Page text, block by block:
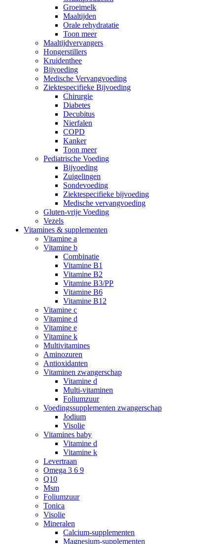
Groeimelk
Maaltijden
Orale rehydratatie
Toon meer
Maaltijdvervangers
Hongerstillers
Kruidenthee
Bijvoeding
Medische Vervangvoeding
Ziektespecifieke Bijvoeding
Chirurgie
Diabetes
Decubitus
Nierfalen
COPD
Kanker
Toon meer
Pediatrische Voeding
Bijvoeding
Zuigelingen
Sondevoeding
Ziektespecifieke bijvoeding
Medische vervangvoeding
Gluten-vrije Voeding
Vezels
Vitamines & supplementen
Vitamine a
Vitamine b
Combinatie
Vitamine B1
Vitamine B2
Vitamine B3/PP
Vitamine B6
Vitamine B12
Vitamine c
Vitamine d
Vitamine e
Vitamine k
Multivitamines
Aminozuren
Antioxidanten
Vitaminen zwangerschap
Vitamine d
Multi-vitaminen
Foliumzuur
Voedingssupplementen zwangerschap
Jodium
Visolie
Vitamines baby
Vitamine d
Vitamine k
Levertraan
Omega 3 6 9
Q10
Msm
Foliumzuur
Tonica
Visolie
Mineralen
Calcium-supplementen
Magnesium-supplementen